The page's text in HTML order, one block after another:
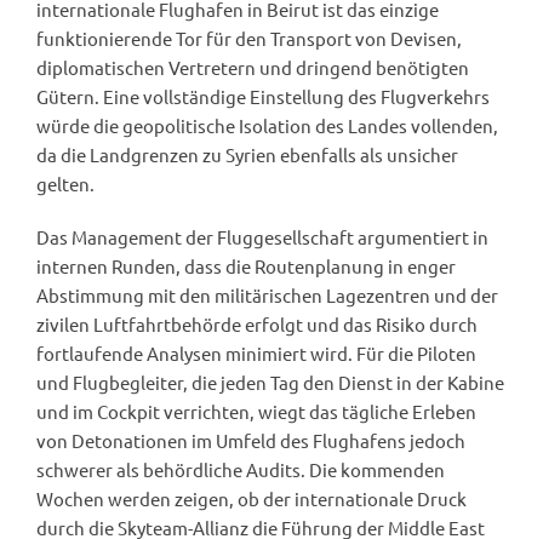
internationale Flughafen in Beirut ist das einzige
funktionierende Tor für den Transport von Devisen,
diplomatischen Vertretern und dringend benötigten
Gütern. Eine vollständige Einstellung des Flugverkehrs
würde die geopolitische Isolation des Landes vollenden,
da die Landgrenzen zu Syrien ebenfalls als unsicher
gelten.
Das Management der Fluggesellschaft argumentiert in
internen Runden, dass die Routenplanung in enger
Abstimmung mit den militärischen Lagezentren und der
zivilen Luftfahrtbehörde erfolgt und das Risiko durch
fortlaufende Analysen minimiert wird. Für die Piloten
und Flugbegleiter, die jeden Tag den Dienst in der Kabine
und im Cockpit verrichten, wiegt das tägliche Erleben
von Detonationen im Umfeld des Flughafens jedoch
schwerer als behördliche Audits. Die kommenden
Wochen werden zeigen, ob der internationale Druck
durch die Skyteam-Allianz die Führung der Middle East